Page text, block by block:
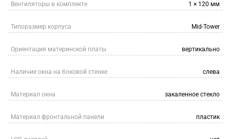
Вентиляторы в комплекте 1 × 120 мм
Типоразмер корпуса Mid-Tower
Ориентация материнской платы вертикально
Наличие окна на боковой стенке слева
Материал окна закаленное стекло
Материал фронтальной панели пластик